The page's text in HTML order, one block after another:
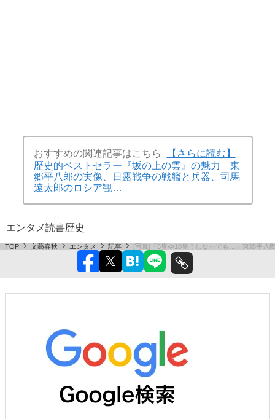
おすすめの関連記事はこちら
【さらに読む】
歴史的ベストセラー『坂の上の雲』の魅力 東
郷平八郎の実像、日露戦争の戦艦と兵器、司馬
遼太郎のロシア観…
エンタメ読書歴史
TOP 文藝春秋 エンタメ 記事 [写真]「5隻や10隻うしなっても…」東郷平八